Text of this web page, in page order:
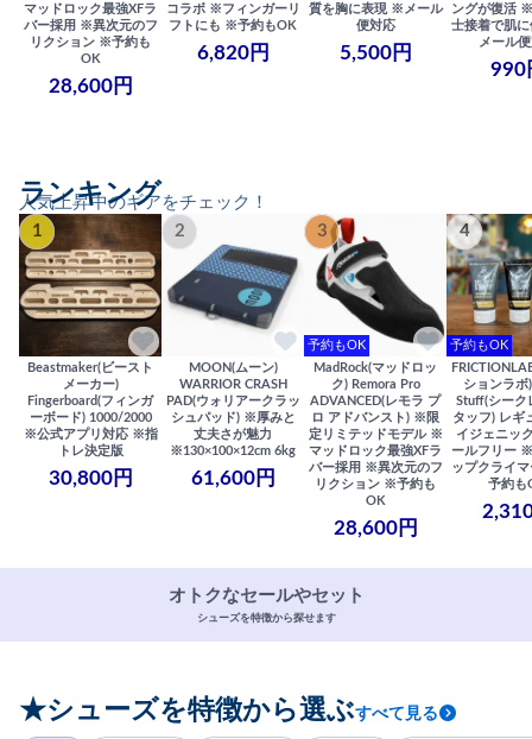
マッドロック最強XFラ
バー採用 ※異次元のフ
リクション ※予約も
OK
28,600円
コラボ ※フィンガーリ
フトにも ※予約もOK
6,820円
質を胸に表現 ※メール
便対応
5,500円
ングが復活
士接着で肌
メール
990
人気上昇中のギアをチェック！
ランキング
1
Beastmaker(ビースト
メーカー)
Fingerboard(フィンガ
ーボード) 1000/2000
※公式アプリ対応 ※指
トレ決定版
30,800円
2
MOON(ムーン)
WARRIOR CRASH
PAD(ウォリアークラッ
シュパッド) ※厚みと
丈夫さが魅力
※130×100×12cm 6kg
61,600円
3
予約もOK
MadRock(マッドロッ
ク) Remora Pro
ADVANCED(レモラ プ
ロ アドバンスト) ※限
定リミテッドモデル ※
マッドロック最強XFラ
バー採用 ※異次元のフ
リクション ※予約も
OK
28,600円
4
予約もOK
ションラボ
Stuff(シーク
タッフ) レギ
イジェニッ
ールフリー
ップクライ
予約も
オトクなセールやセット
シューズを特徴から探せます
★シューズを特徴から選ぶすべて見る